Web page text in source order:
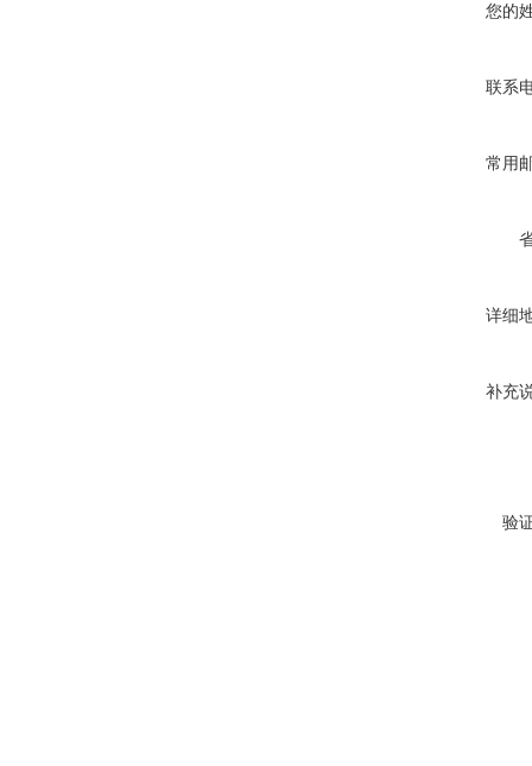
您的
联系
常用
详细
补充
验